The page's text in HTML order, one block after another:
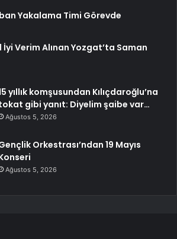
Yakalama Timi Görevde
İyi Verim Alınan Yozgat’ta Saman
yıllık komşusundan Kılıçdaroğlu’na
gibi yanıt: Diyelim şaibe var…
Ağustos 5, 2026
Orkestrası’ndan 19 Mayıs
Ağustos 5, 2026